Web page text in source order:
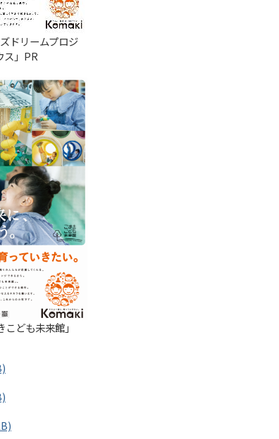
ドリームプロジ
ス」PR
ども未来館」